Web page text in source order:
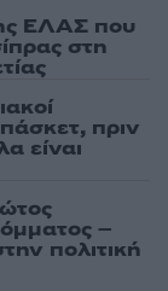
ΕΛΑΣ που
στη
πριν
είναι
–
πολιτική